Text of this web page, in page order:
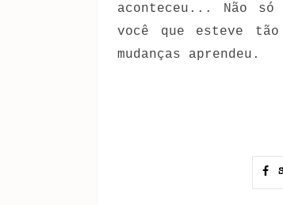
aconteceu... Não
você que esteve tão
mudanças aprendeu.